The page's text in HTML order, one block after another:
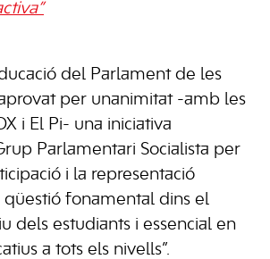
del Parlament de les
aprovat per unanimitat -amb les
i El Pi- una iniciativa
Parlamentari Socialista per
i la representació
qüestió fonamental dins el
dels estudiants i essencial en
a tots els nivells”.